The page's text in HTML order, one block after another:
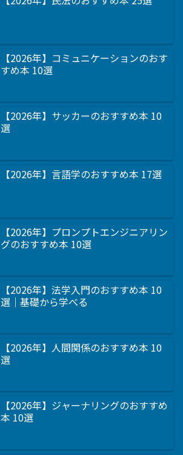
【2026年】コミュニケーションのおす
すめ本 10選
【2026年】サッカーのおすすめ本 10
選
【2026年】言語学のおすすめ本 17選
【2026年】プロンプトエンジニアリン
グのおすすめ本 10選
【2026年】法学入門のおすすめ本 10
選｜基礎から学べる
【2026年】人間関係のおすすめ本 10
選
【2026年】ジャーナリングのおすすめ
本 10選